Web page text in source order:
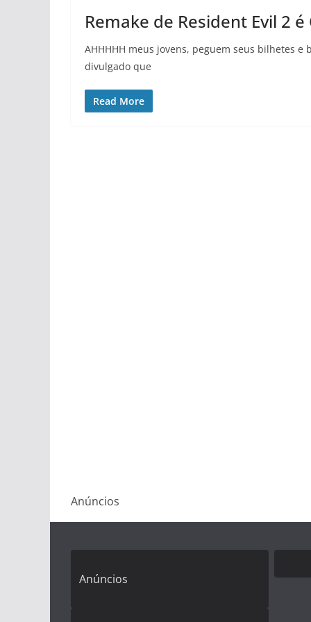
Remake de Resident Evil 2 é
AHHHHH meus jovens, peguem seus bilhetes
divulgado que
Read More
Anúncios
Anúncios